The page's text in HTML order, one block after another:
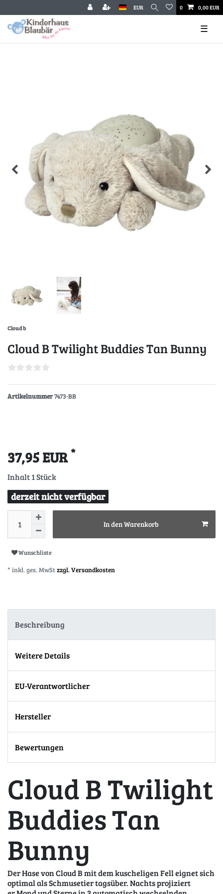
EUR 0 0,00 EUR
☰
Cloud b
Cloud B Twilight Buddies Tan Bunny
Artikelnummer7473-BB
37,95 EUR *
Inhalt1Stück
derzeit nicht verfügbar
In den Warenkorb
Wunschliste
* inkl. ges. MwStzzgl. Versandkosten
Beschreibung
Weitere Details
EU-Verantwortlicher
Hersteller
Bewertungen
Cloud B Twilight
Buddies Tan
Bunny
Der Hase von Cloud B mit dem kuscheligen Fell eignet sich
optimal als Schmusetier tagsüber. Nachts projiziert